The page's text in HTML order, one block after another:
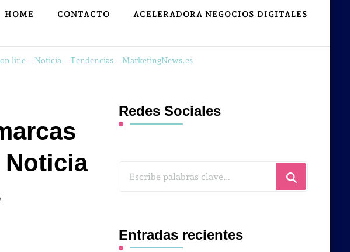
HOME CONTACTO ACELERADORA NEGOCIOS DIGITALES
line – Noticia – Tendencias – MarketingNews.es
Redes Sociales
¿Buscas
Entradas recientes